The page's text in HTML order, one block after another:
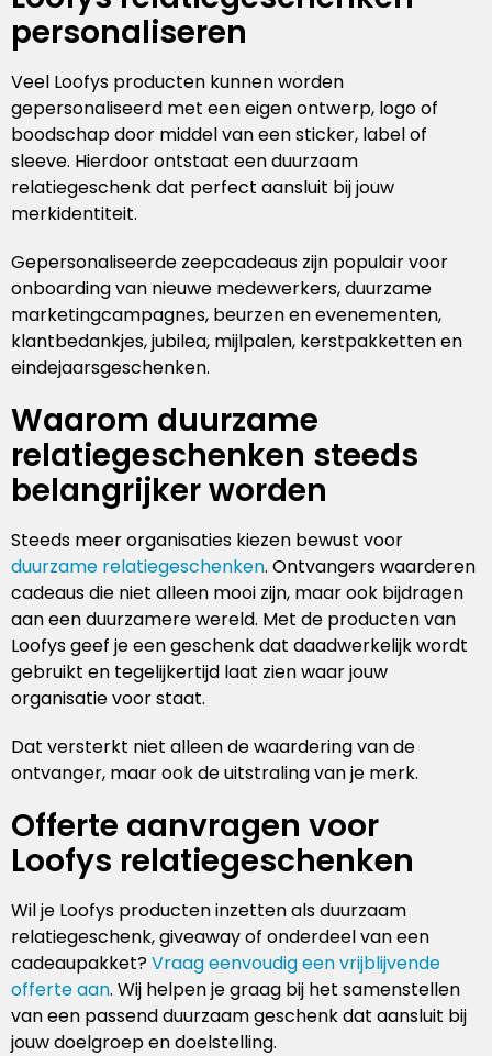
personaliseren
Veel Loofys producten kunnen worden
gepersonaliseerd met een eigen ontwerp, logo of
boodschap door middel van een sticker, label of
sleeve. Hierdoor ontstaat een duurzaam
relatiegeschenk dat perfect aansluit bij jouw
merkidentiteit.
Gepersonaliseerde zeepcadeaus zijn populair voor
onboarding van nieuwe medewerkers, duurzame
marketingcampagnes, beurzen en evenementen,
klantbedankjes, jubilea, mijlpalen, kerstpakketten en
eindejaarsgeschenken.
Waarom duurzame
relatiegeschenken steeds
belangrijker worden
Steeds meer organisaties kiezen bewust voor
duurzame relatiegeschenken. Ontvangers waarderen
cadeaus die niet alleen mooi zijn, maar ook bijdragen
aan een duurzamere wereld. Met de producten van
Loofys geef je een geschenk dat daadwerkelijk wordt
gebruikt en tegelijkertijd laat zien waar jouw
organisatie voor staat.
Dat versterkt niet alleen de waardering van de
ontvanger, maar ook de uitstraling van je merk.
Offerte aanvragen voor
Loofys relatiegeschenken
Wil je Loofys producten inzetten als duurzaam
relatiegeschenk, giveaway of onderdeel van een
cadeaupakket?Vraag eenvoudig een vrijblijvende
offerte aan. Wij helpen je graag bij het samenstellen
van een passend duurzaam geschenk dat aansluit bij
jouw doelgroep en doelstelling.